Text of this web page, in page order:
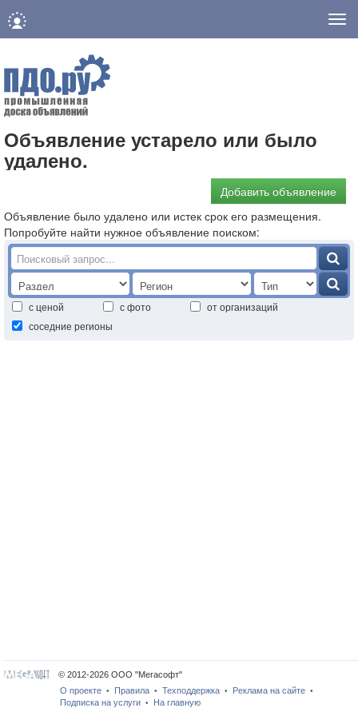
Объявление устарело или было
удалено.
Добавить объявление
Объявление было удалено или истек срок его размещения.
Попробуйте найти нужное объявление поиском:
с ценой с фото
от организаций
соседние регионы
© 2012-2026 ООО "Мегасофт"
О проекте • Правила • Техподдержка • Реклама на сайте •
Подписка на услуги • На главную